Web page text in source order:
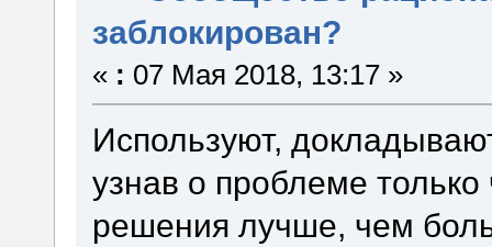
заблокирован?
« : 07 Мая 2018, 13:17 »
Используют,
узнав о проблеме
решения лучше, чем